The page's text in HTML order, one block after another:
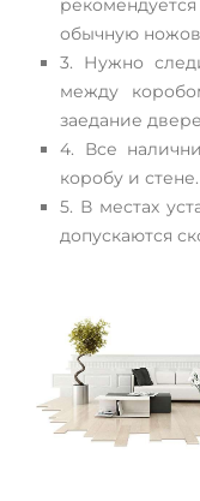
обычную
3. Нужно
между
заедание
4. Все
коробу и стене.
5. В местах
допускаются